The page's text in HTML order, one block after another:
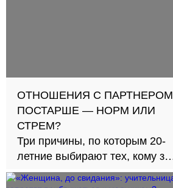
ОТНОШЕНИЯ С ПАРТНЕРОМ
ПОСТАРШЕ — НОРМ ИЛИ
СТРЕМ?
Три причины, по которым 20-
летние выбирают тех, кому за
30